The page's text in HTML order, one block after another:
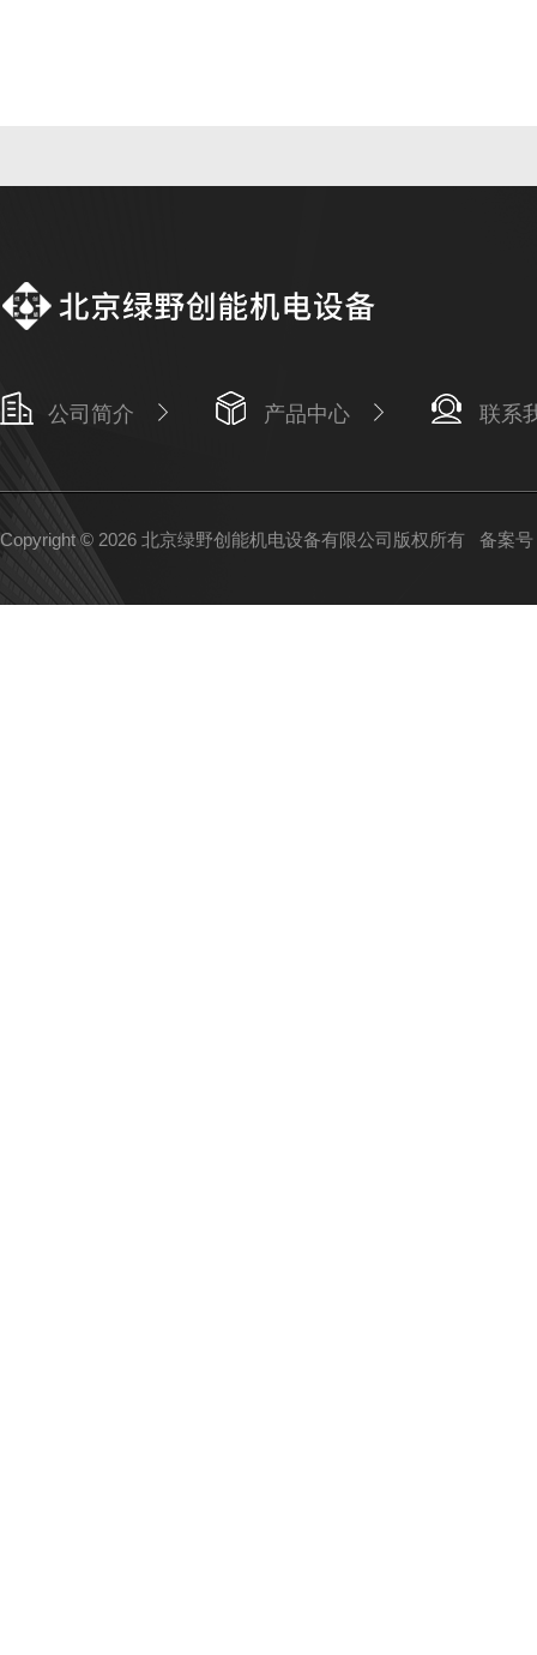
公司简介 产品中心 联系
Copyright © 2026 北京绿野创能机电设备有限公司版权所有 备案